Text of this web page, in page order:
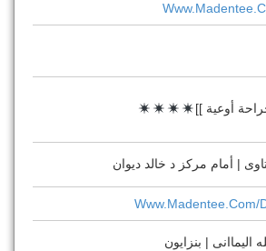
أوعية ]]
| أمام مركز د خالد ديوان
Www.madentee.com/
اليماانى | بنزايون